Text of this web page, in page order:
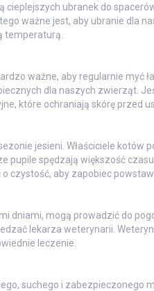
cieplejszych ubranek do
ważne jest, aby ubranie dla
temperaturą.
ważne, aby regularnie myć
dla naszych zwierząt.
które ochraniają skórę przed
jesieni. Właściciele kotów
pupile spędzają większość
czystość, aby zapobiec
dniami, mogą prowadzić do
lekarza weterynarii.
leczenie.
suchego i zabezpieczonego